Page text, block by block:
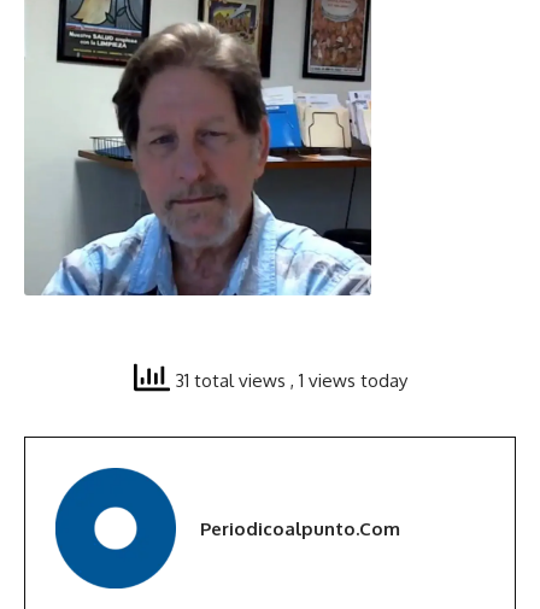
31 total views , 1 views today
Periodicoalpunto.com